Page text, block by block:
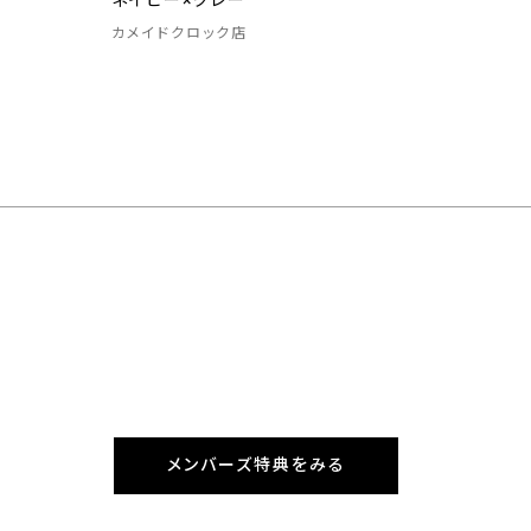
カメイドクロック店
メンバーズ特典をみる